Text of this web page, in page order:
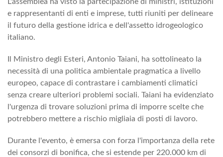
e rappresentanti di enti e imprese, tutti riuniti per delineare
il futuro della gestione idrica e dell'assetto idrogeologico
italiano.
Il Ministro degli Esteri, Antonio Taiani, ha sottolineato la
necessità di una politica ambientale pragmatica a livello
europeo, capace di contrastare i cambiamenti climatici
senza creare ulteriori problemi sociali. Taiani ha evidenziato
l'urgenza di trovare soluzioni prima di imporre scelte che
potrebbero mettere a rischio migliaia di posti di lavoro.
Durante l'evento, è emersa con forza l'importanza della rete
dei consorzi di bonifica, che si estende per 220.000 km di